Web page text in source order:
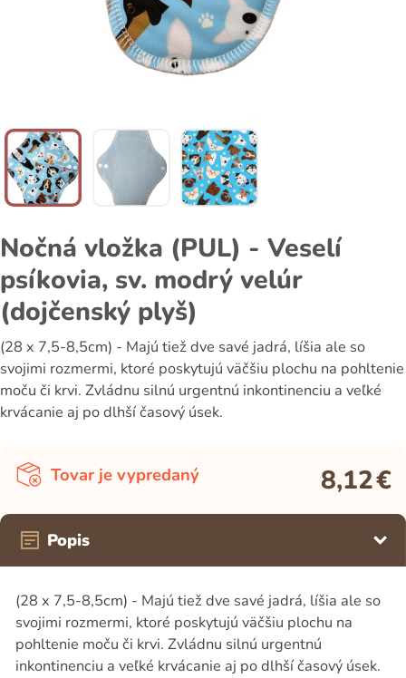
Nočná vložka (PUL) - Veselí
psíkovia, sv. modrý velúr
(dojčenský plyš)
(28 x 7,5-8,5cm) - Majú tiež dve savé jadrá, líšia ale so
svojimi rozmermi, ktoré poskytujú väčšiu plochu na pohltenie
moču či krvi. Zvládnu silnú urgentnú inkontinenciu a veľké
krvácanie aj po dlhší časový úsek.
Tovar je vypredaný 8,12€
Popis
(28 x 7,5-8,5cm) - Majú tiež dve savé jadrá, líšia ale so
svojimi rozmermi, ktoré poskytujú väčšiu plochu na
pohltenie moču či krvi. Zvládnu silnú urgentnú
inkontinenciu a veľké krvácanie aj po dlhší časový úsek.